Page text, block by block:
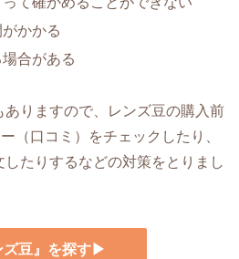
かかる
合がある
ありますので、レンズ豆の購入前
（口コミ）をチェックしたり、
たりするなどの対策をとりまし
豆』を探す▶